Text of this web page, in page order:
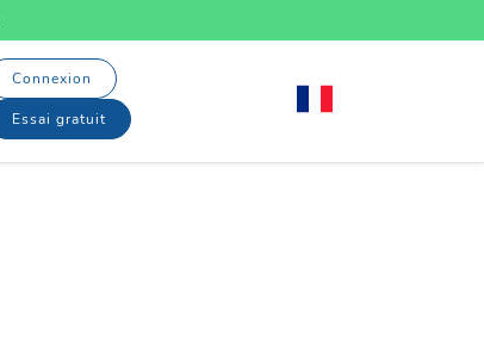
Connexion
Essai gratuit